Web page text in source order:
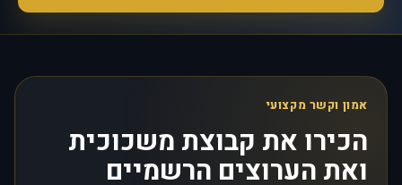
אמון וקשר מקצועי
הכירו את קבוצת משכוכית
ואת הערוצים הרשמיים